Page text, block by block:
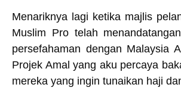
Menariknya lagi ketika majlis
Muslim Pro telah
persefahaman dengan Malaysia
Projek Amal yang aku percaya
mereka yang ingin tunaikan haji